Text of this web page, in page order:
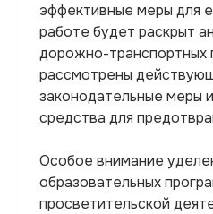
эффективные меры для
работе будет раскрыт
дорожно-транспортных
рассмотрены
законодательные меры
средства для
Особое внимание
образовательных
просветительской